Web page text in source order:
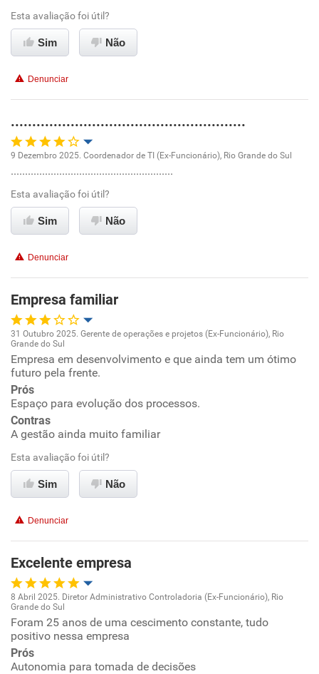
Ambiente de trabalho
Conciliação com a vida familiar
Recomenda esta empresa
Esta avaliação foi útil?
Sim Não
Denunciar
.......................................................
Oportunidade de promoção
Ambiente de trabalho
Benefícios
Recomenda esta empresa
9 Dezembro 2025. Coordenador de TI (Ex-Funcionário), Rio Grande do Sul
.........................................................
Esta avaliação foi útil?
Sim Não
Denunciar
Empresa familiar
Oportunidade de promoção
Ambiente de trabalho
Conciliação com a vida familiar
Benefícios
Recomenda esta empresa
Recomenda a diretoria
31 Outubro 2025. Gerente de operações e projetos (Ex-Funcionário), Rio
Grande do Sul
Empresa em desenvolvimento e que ainda tem um ótimo
futuro pela frente.
Prós
Espaço para evolução dos processos.
Contras
A gestão ainda muito familiar
Esta avaliação foi útil?
Sim Não
Denunciar
Excelente empresa
Oportunidade de promoção
Ambiente de trabalho
8 Abril 2025. Diretor Administrativo Controladoria (Ex-Funcionário), Rio
Grande do Sul
Foram 25 anos de uma cescimento constante, tudo
positivo nessa empresa
Prós
Autonomia para tomada de decisões